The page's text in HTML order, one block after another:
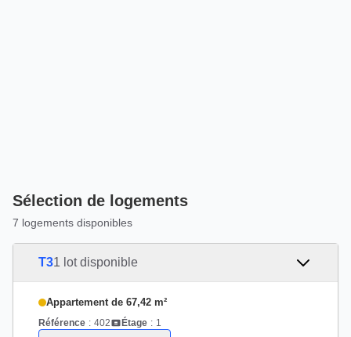
Sélection de logements
7 logements disponibles
T31 lot disponible
Appartement de 67,42 m²
Référence : 402 Étage : 1